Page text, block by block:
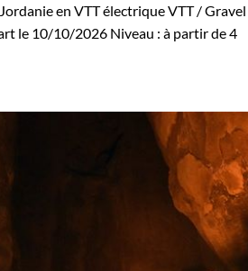
en VTT électriqueVTT / Gravel
le 10/10/2026 Niveau : à partir de4